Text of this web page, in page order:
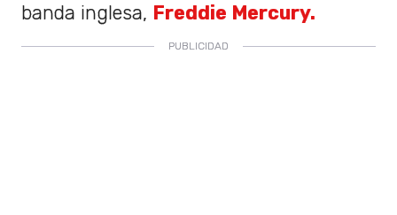
banda inglesa, Freddie Mercury.